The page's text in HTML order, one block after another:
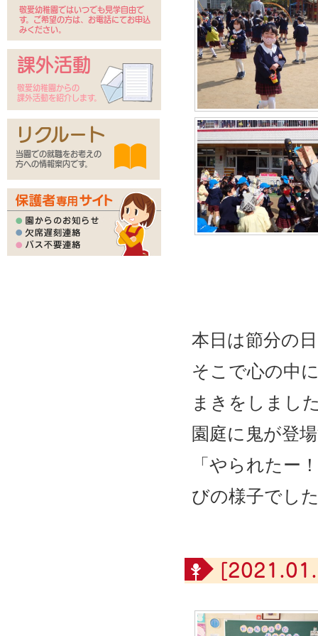
本日は節分の
そこで心の中
まきをしまし
園庭に鬼が登
「やられたー
びの様子でし
敬愛幼稚園ではいつでも見学自由で
す。ご希望の方は、お電話にてお申込
みください。
課外活動
敬愛幼稚園からの
課外活動を紹介します。
リクルート
当園での就職をお考えの
方への情報案内です。